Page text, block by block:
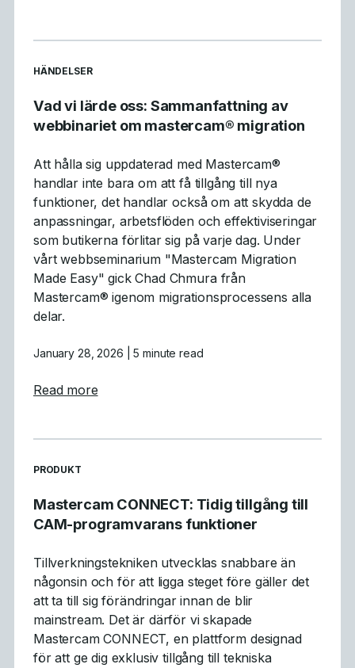
READ MORE ARTICLES ABOUT
HÄNDELSER
Vad vi lärde oss: Sammanfattning av
webbinariet om mastercam® migration
Att hålla sig uppdaterad med Mastercam®
handlar inte bara om att få tillgång till nya
funktioner, det handlar också om att skydda de
anpassningar, arbetsflöden och effektiviseringar
som butikerna förlitar sig på varje dag. Under
vårt webbseminarium "Mastercam Migration
Made Easy" gick Chad Chmura från
Mastercam® igenom migrationsprocessens alla
delar.
January 28, 2026 | 5 minute read
Read moreabout Vad vi lärde oss: Sammanfattning
READ MORE ARTICLES ABOUT
PRODUKT
Mastercam CONNECT: Tidig tillgång till
CAM-programvarans funktioner
Tillverkningstekniken utvecklas snabbare än
någonsin och för att ligga steget före gäller det
att ta till sig förändringar innan de blir
mainstream. Det är därför vi skapade
Mastercam CONNECT, en plattform designad
för att ge dig exklusiv tillgång till tekniska